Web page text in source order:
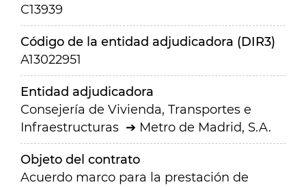
C13939
Código de la entidad adjudicadora (DIR3)
A13022951
Entidad adjudicadora
Consejería de Vivienda, Transportes e
Infraestructuras
Metro de Madrid, S.A.
Objeto del contrato
Acuerdo marco para la prestación de